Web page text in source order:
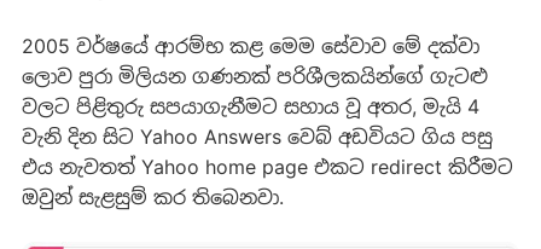
2005 වර්ෂයේ ආරම්භ කළ මෙම ‍සේවාව මේ දක්වා
ලොව පුරා මිලියන ගණනක් පරිශීලකයින්ගේ ගැටළු
වලට පිළිතුරු සපයාගැනීමට සහාය වූ අතර, මැයි 4
වැනි දින සිට Yahoo Answers වෙබ් අඩවියට ගිය පසු
එය නැවතත් Yahoo home page එකට redirect කිරීමට
ඔවුන් සැළසුම් කර තිබෙනවා.